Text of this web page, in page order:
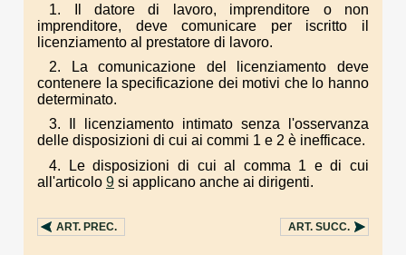
1. Il datore di lavoro, imprenditore o non
imprenditore, deve comunicare per iscritto il
licenziamento al prestatore di lavoro.
2. La comunicazione del licenziamento deve
contenere la specificazione dei motivi che lo hanno
determinato.
3. Il licenziamento intimato senza l'osservanza
delle disposizioni di cui ai commi 1 e 2 è inefficace.
4. Le disposizioni di cui al comma 1 e di cui
all'articolo 9 si applicano anche ai dirigenti.
ART. PREC. ART. SUCC.